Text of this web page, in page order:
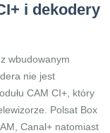
i dekodery
wbudowanym
nie jest
CAM CI+, który
Polsat Box
Canal+ natomiast